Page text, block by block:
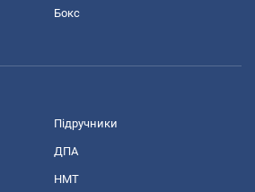
Бокс
Підручники
ДПА
НМТ